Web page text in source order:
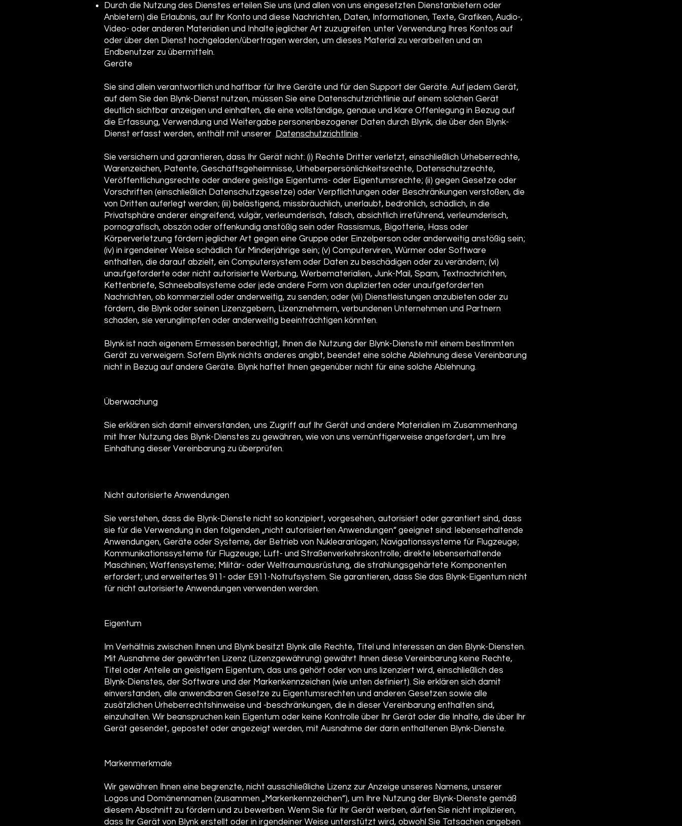
Durch die Nutzung des Dienstes erteilen Sie uns (und allen von uns eingesetzten Dienstanbietern oder
Anbietern) die Erlaubnis, auf Ihr Konto und diese Nachrichten, Daten, Informationen, Texte, Grafiken, Audio-,
Video- oder anderen Materialien und Inhalte jeglicher Art zuzugreifen. unter Verwendung Ihres Kontos auf
oder über den Dienst hochgeladen/übertragen werden, um dieses Material zu verarbeiten und an
Endbenutzer zu übermitteln.
Geräte
Sie sind allein verantwortlich und haftbar für Ihre Geräte und für den Support der Geräte. Auf jedem Gerät,
auf dem Sie den Blynk-Dienst nutzen, müssen Sie eine Datenschutzrichtlinie auf einem solchen Gerät
deutlich sichtbar anzeigen und einhalten, die eine vollständige, genaue und klare Offenlegung in Bezug auf
die Erfassung, Verwendung und Weitergabe personenbezogener Daten durch Blynk, die über den Blynk-
Dienst erfasst werden, enthält mit unserer
Datenschutzrichtlinie .
Sie versichern und garantieren, dass Ihr Gerät nicht: (i) Rechte Dritter verletzt, einschließlich Urheberrechte,
Warenzeichen, Patente, Geschäftsgeheimnisse, Urheberpersönlichkeitsrechte, Datenschutzrechte,
Veröffentlichungsrechte oder andere geistige Eigentums- oder Eigentumsrechte; (ii) gegen Gesetze oder
Vorschriften (einschließlich Datenschutzgesetze) oder Verpflichtungen oder Beschränkungen verstoßen, die
von Dritten auferlegt werden; (iii) belästigend, missbräuchlich, unerlaubt, bedrohlich, schädlich, in die
Privatsphäre anderer eingreifend, vulgär, verleumderisch, falsch, absichtlich irreführend, verleumderisch,
pornografisch, obszön oder offenkundig anstößig sein oder Rassismus, Bigotterie, Hass oder
Körperverletzung fördern jeglicher Art gegen eine Gruppe oder Einzelperson oder anderweitig anstößig sein;
(iv) in irgendeiner Weise schädlich für Minderjährige sein; (v) Computerviren, Würmer oder Software
enthalten, die darauf abzielt, ein Computersystem oder Daten zu beschädigen oder zu verändern; (vi)
unaufgeforderte oder nicht autorisierte Werbung, Werbematerialien, Junk-Mail, Spam, Textnachrichten,
Kettenbriefe, Schneeballsysteme oder jede andere Form von duplizierten oder unaufgeforderten
Nachrichten, ob kommerziell oder anderweitig, zu senden; oder (vii) Dienstleistungen anzubieten oder zu
fördern, die Blynk oder seinen Lizenzgebern, Lizenznehmern, verbundenen Unternehmen und Partnern
schaden, sie verunglimpfen oder anderweitig beeinträchtigen könnten.
Blynk ist nach eigenem Ermessen berechtigt, Ihnen die Nutzung der Blynk-Dienste mit einem bestimmten
Gerät zu verweigern. Sofern Blynk nichts anderes angibt, beendet eine solche Ablehnung diese Vereinbarung
nicht in Bezug auf andere Geräte. Blynk haftet Ihnen gegenüber nicht für eine solche Ablehnung.
Überwachung
Sie erklären sich damit einverstanden, uns Zugriff auf Ihr Gerät und andere Materialien im Zusammenhang
mit Ihrer Nutzung des Blynk-Dienstes zu gewähren, wie von uns vernünftigerweise angefordert, um Ihre
Einhaltung dieser Vereinbarung zu überprüfen.
Nicht autorisierte Anwendungen
Sie verstehen, dass die Blynk-Dienste nicht so konzipiert, vorgesehen, autorisiert oder garantiert sind, dass
sie für die Verwendung in den folgenden „nicht autorisierten Anwendungen“ geeignet sind: lebenserhaltende
Anwendungen, Geräte oder Systeme, der Betrieb von Nuklearanlagen; Navigationssysteme für Flugzeuge;
Kommunikationssysteme für Flugzeuge; Luft- und Straßenverkehrskontrolle; direkte lebenserhaltende
Maschinen; Waffensysteme; Militär- oder Weltraumausrüstung, die strahlungsgehärtete Komponenten
erfordert; und erweitertes 911- oder E911-Notrufsystem. Sie garantieren, dass Sie das Blynk-Eigentum nicht
für nicht autorisierte Anwendungen verwenden werden.
Eigentum
Im Verhältnis zwischen Ihnen und Blynk besitzt Blynk alle Rechte, Titel und Interessen an den Blynk-Diensten.
Mit Ausnahme der gewährten Lizenz (Lizenzgewährung) gewährt Ihnen diese Vereinbarung keine Rechte,
Titel oder Anteile an geistigem Eigentum, das uns gehört oder von uns lizenziert wird, einschließlich des
Blynk-Dienstes, der Software und der Markenkennzeichen (wie unten definiert). Sie erklären sich damit
einverstanden, alle anwendbaren Gesetze zu Eigentumsrechten und anderen Gesetzen sowie alle
zusätzlichen Urheberrechtshinweise und -beschränkungen, die in dieser Vereinbarung enthalten sind,
einzuhalten. Wir beanspruchen kein Eigentum oder keine Kontrolle über Ihr Gerät oder die Inhalte, die über Ihr
Gerät gesendet, gepostet oder angezeigt werden, mit Ausnahme der darin enthaltenen Blynk-Dienste.
Markenmerkmale
Wir gewähren Ihnen eine begrenzte, nicht ausschließliche Lizenz zur Anzeige unseres Namens, unserer
Logos und Domänennamen (zusammen „Markenkennzeichen“), um Ihre Nutzung der Blynk-Dienste gemäß
diesem Abschnitt zu fördern und zu bewerben. Wenn Sie für Ihr Gerät werben, dürfen Sie nicht implizieren,
dass Ihr Gerät von Blynk erstellt oder in irgendeiner Weise unterstützt wird, obwohl Sie Tatsachen angeben